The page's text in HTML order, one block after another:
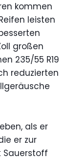
kommen
leisten
großen
235/55 R19
reduzierten
als er
er zur
Sauerstoff